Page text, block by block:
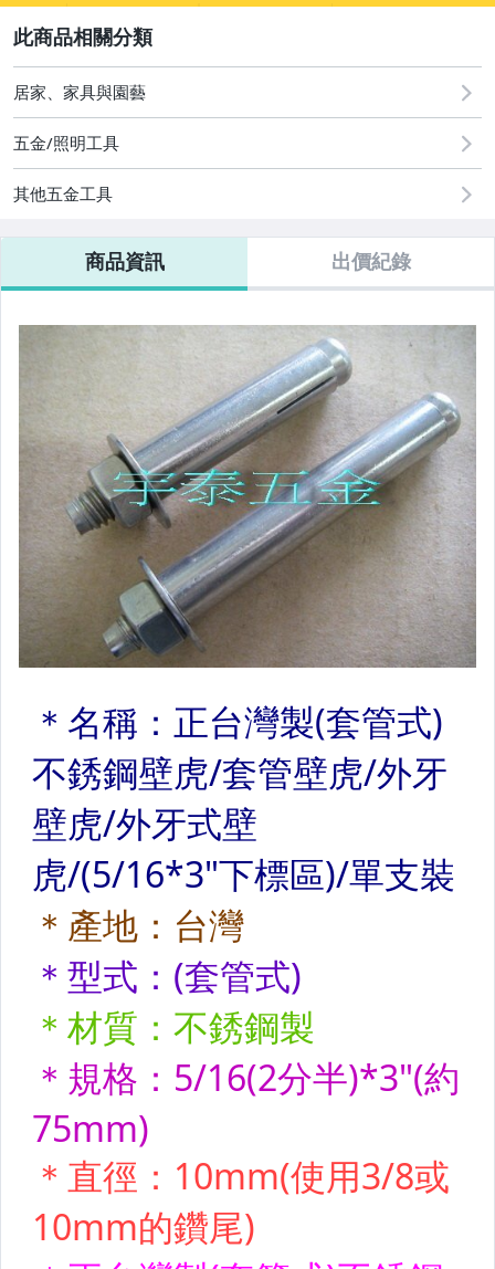
圖書/影音/文具
手機、配件與通訊
女包精品與女鞋
居家、家具與園藝
五金/照明工具
其他五金工具
商品資訊 出價紀錄